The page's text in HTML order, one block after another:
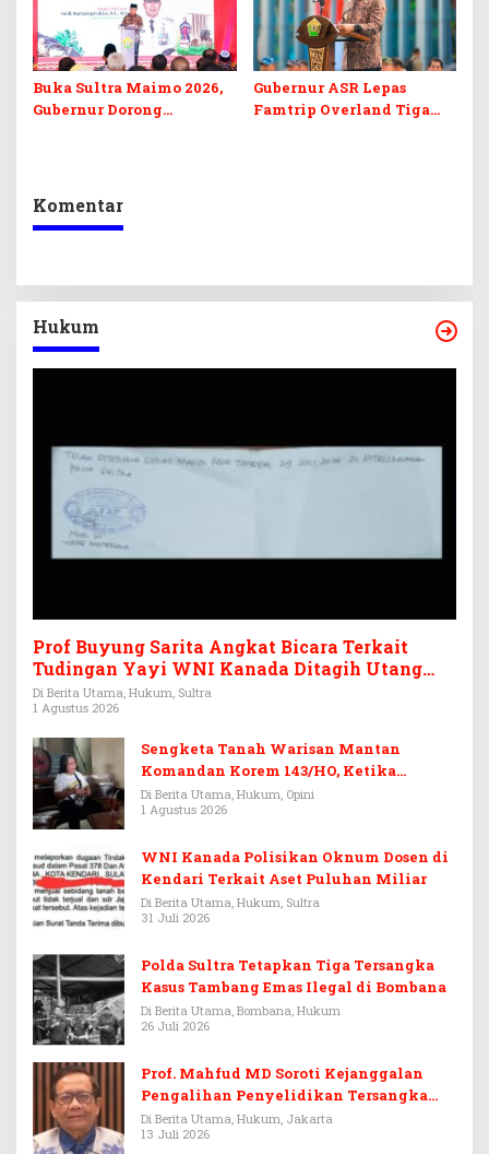
Buka Sultra Maimo 2026,
Gubernur Dorong
Gubernur ASR Lepas
Famtrip Overland Tiga
Komentar
Hukum
Prof Buyung Sarita Angkat Bicara Terkait
Tudingan Yayi WNI Kanada Ditagih Utang
Rp3,6 Miliar
Di Berita Utama, Hukum, Sultra
1 Agustus 2026
Sengketa Tanah Warisan Mantan
Komandan Korem 143/HO, Ketika
Warisan Menjadi Arena Pemerasan
Di Berita Utama, Hukum, Opini
1 Agustus 2026
WNI Kanada Polisikan Oknum Dosen di
Kendari Terkait Aset Puluhan Miliar
Di Berita Utama, Hukum, Sultra
31 Juli 2026
Polda Sultra Tetapkan Tiga Tersangka
Kasus Tambang Emas Ilegal di Bombana
Di Berita Utama, Bombana, Hukum
26 Juli 2026
Prof. Mahfud MD Soroti Kejanggalan
Pengalihan Penyelidikan Tersangka
Febrie Adriansyah
Di Berita Utama, Hukum, Jakarta
13 Juli 2026